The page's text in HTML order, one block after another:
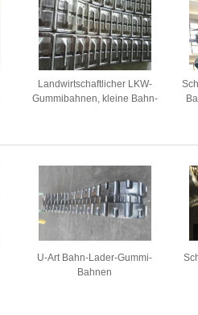
Landwirtschaftlicher LKW-
Gummibahnen, kleine Bahn-
U-Art Bahn-Lader-Gummi-
Bahnen